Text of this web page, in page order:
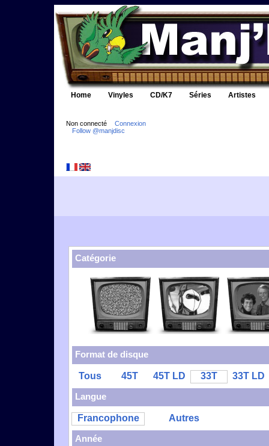
Home Vinyles CD/K7 Séries Artistes
Non connecté
Connexion
Follow @manjdisc
Catégorie
Format de disque
Tous 45T 45T LD 33T
33T LD
Langue
Francophone
Autres
Année